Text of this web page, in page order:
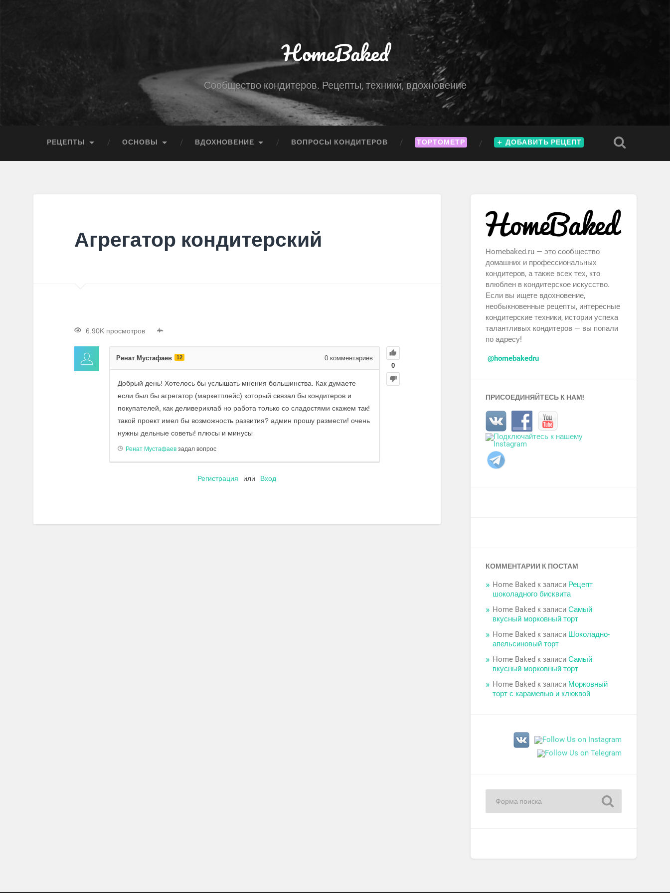
HomeBaked
Сообщество кондитеров. Рецепты, техники, вдохновение
РЕЦЕПТЫ ОСНОВЫ ВДОХНОВЕНИЕ ВОПРОСЫ КОНДИТЕРОВ ТОРТОМЕТР ＋ ДОБАВИТЬ РЕЦЕПТ
Агрегатор кондитерский
6.90K просмотров
0
Ренат Мустафаев 12 0 комментариев
Добрый день! Хотелось бы услышать мнения большинства. Как думаете
если был бы агрегатор (маркетплейс) который связал бы кондитеров и
покупателей, как деливериклаб но работа только со сладостями скажем так!
такой проект имел бы возможность развития? админ прошу размести! очень
нужны дельные советы! плюсы и минусы
Ренат Мустафаевзадал вопрос
Регистрация или Вход
Homebaked.ru — это сообщество
домашних и профессиональных
кондитеров, а также всех тех, кто
влюблен в кондитерское искусство.
Если вы ищете вдохновение,
необыкновенные рецепты, интересные
кондитерские техники, истории успеха
талантливых кондитеров — вы попали
по адресу!
@homebakedru
ПРИСОЕДИНЯЙТЕСЬ К НАМ!
КОММЕНТАРИИ К ПОСТАМ
Home Baked к записи Рецепт
шоколадного бисквита
Home Baked к записиСамый
вкусный морковный торт
Home Baked к записи Шоколадно-
апельсиновый торт
Home Baked к записиСамый
вкусный морковный торт
Home Baked к записи Морковный
торт с карамелью и клюквой